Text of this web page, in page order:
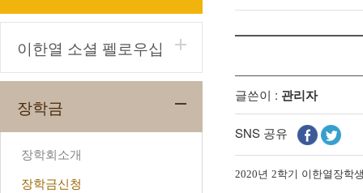
이한열 소셜 펠로우십
장학금
장학회소개
장학금신청
글쓴이 : 관리자
SNS 공유
2020년 2학기 이한열장학